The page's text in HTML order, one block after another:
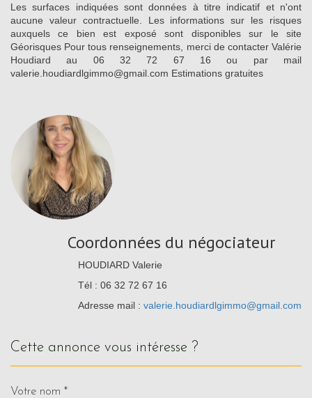
Les surfaces indiquées sont données à titre indicatif et n'ont
aucune valeur contractuelle. Les informations sur les risques
auxquels ce bien est exposé sont disponibles sur le site
Géorisques Pour tous renseignements, merci de contacter Valérie
Houdiard au 06 32 72 67 16 ou par mail
valerie.houdiardlgimmo@gmail.com Estimations gratuites
Coordonnées du négociateur
HOUDIARD Valerie
Tél : 06 32 72 67 16
Adresse mail : valerie.houdiardlgimmo@gmail.com
cette annonce vous intéresse ?
Votre nom *